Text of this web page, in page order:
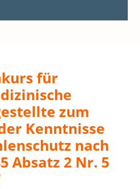
für
zum
Kenntnisse
nach
Absatz 2 Nr. 5